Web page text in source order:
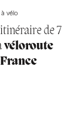
vélo
de 7
véloroute